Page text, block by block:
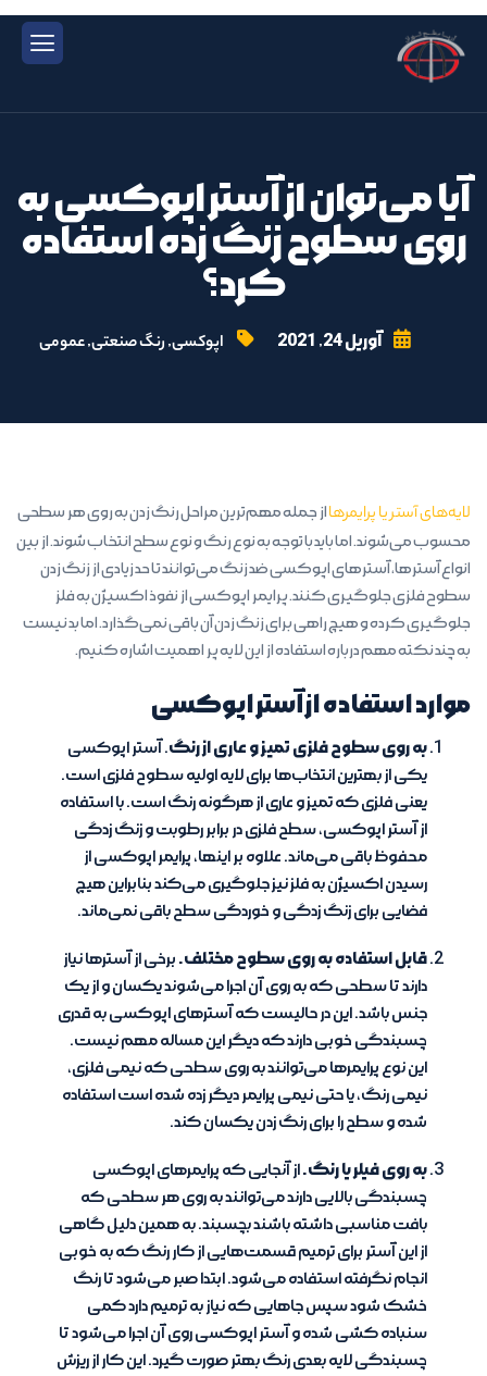
آیا می‌توان از آستر اپوکسی به
روی سطوح زنگ زده استفاده
کرد؟
آوریل 24, 2021 اپوکسی,رنگ صنعتی,عمومی
لایه‌های آستر یا پرایمرهااز جمله مهم‌ترین مراحل رنگ زدن به روی هر سطحی
محسوب می‌شوند. اما باید با توجه به نوع رنگ و نوع سطح انتخاب شوند. از بین
انواع آسترها، آسترهای اپوکسی ضد زنگ می‌توانند تا حد زیادی از زنگ زدن
سطوح فلزی جلوگیری کنند. پرایمر اپوکسی از نفوذ اکسیژن به فلز
جلوگیری کرده و هیچ راهی برای زنگ زدن آن باقی نمی‌گذارد. اما بد نیست
به چند نکته مهم درباره استفاده از این لایه پر اهمیت اشاره کنیم.
موارد استفاده از آستر اپوکسی
به روی سطوح فلزی تمیز و عاری از رنگ. آستر اپوکسی
یکی از بهترین انتخاب‌ها برای لایه اولیه سطوح فلزی است.
یعنی فلزی که تمیز و عاری از هرگونه رنگ است. با استفاده
از آستر اپوکسی، سطح فلزی در برابر رطوبت و زنگ زدگی
محفوظ باقی می‌ماند. علاوه بر اینها، پرایمر اپوکسی از
رسیدن اکسیژن به فلز نیز جلوگیری می‌کند بنابراین هیچ
فضایی برای زنگ زدگی و خوردگی سطح باقی نمی‌ماند.
قابل استفاده به روی سطوح مختلف.برخی از آسترها نیاز
دارند تا سطحی که به روی آن اجرا می‌شوند یکسان و از یک
جنس باشد. این در حالیست که آسترهای اپوکسی به قدری
چسبندگی خوبی دارند که دیگر این مساله مهم نیست.
این نوع پرایمرها می‌توانند به روی سطحی که نیمی فلزی،
نیمی رنگ، یا حتی نیمی پرایمر دیگر زده شده است استفاده
شده و سطح را برای رنگ زدن یکسان کند.
به روی فیلر یا رنگ.از آنجایی که پرایمرهای اپوکسی
چسبندگی بالایی دارند می‌توانند به روی هر سطحی که
بافت مناسبی داشته باشند بچسبند. به همین دلیل گاهی
از این آستر برای ترمیم قسمت‌هایی از کار رنگ که به خوبی
انجام نگرفته استفاده می‌شود. ابتدا صبر می‌شود تا رنگ
خشک شود سپس جاهایی که نیاز به ترمیم دارد کمی
سنباده کشی شده و آستر اپوکسی روی آن اجرا می‌شود تا
چسبندگی لایه بعدی رنگ بهتر صورت گیرد. این کار از ریزش